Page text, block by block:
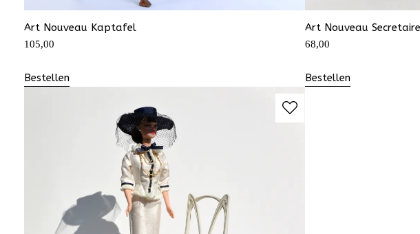
Art Nouveau Kaptafel
105,00
Bestellen
Art Nouveau Secretaire
68,00
Bestellen